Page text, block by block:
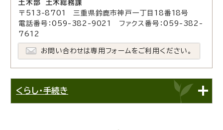
土木部 土木総務課
〒513-8701 三重県鈴鹿市神戸一丁目18番18号
電話番号：059-382-9021 ファクス番号：059-382-
7612
お問い合わせは専用フォームをご利用ください。
くらし・手続き